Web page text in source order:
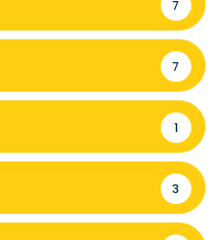
7
7
1
3